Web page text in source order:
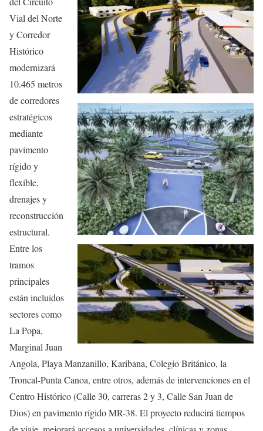
Vial del Norte
y Corredor
Histórico
modernizará
10.465 metros
de corredores
estratégicos
mediante
pavimento
rígido y
flexible,
drenajes y
reconstrucción
estructural.
Entre los
tramos
principales
están incluidos
sectores como
La Popa,
Marginal Juan
Angola, Playa Manzanillo, Karibana, Colegio Británico, la
Troncal-Punta Canoa, entre otros, además de intervenciones en el
Centro Histórico (Calle 30, carreras 2 y 3, Calle San Juan de
Dios) en pavimento rígido MR-38. El proyecto reducirá tiempos